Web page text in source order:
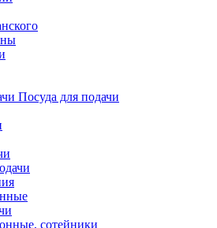
Посуда для подачи
сотейники